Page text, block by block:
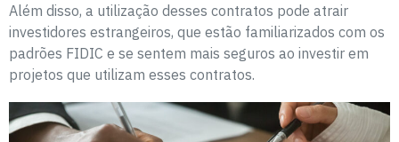
Além disso, a utilização desses contratos pode atrair
investidores estrangeiros, que estão familiarizados com os
padrões FIDIC e se sentem mais seguros ao investir em
projetos que utilizam esses contratos.